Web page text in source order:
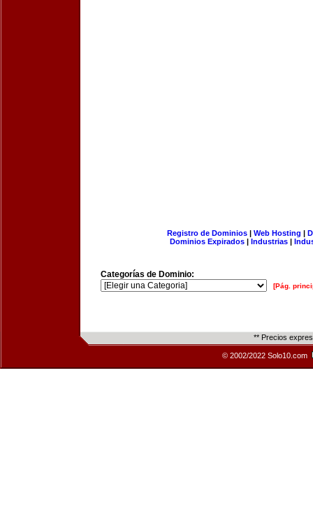
Registro de Dominios| Web Hosting |
Dominios Expirados | Industrias |
Categorías de Dominio:
[Pág.
** Precios
© 2002/2022 Solo10.com